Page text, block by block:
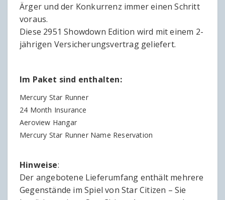
Ärger und der Konkurrenz immer einen Schritt
voraus.
Diese 2951 Showdown Edition wird mit einem 2-
jährigen Versicherungsvertrag geliefert.
Im Paket sind enthalten:
Mercury Star Runner
24 Month Insurance
Aeroview Hangar
Mercury Star Runner Name Reservation
Hinweise:
Der angebotene Lieferumfang enthält mehrere
Gegenstände im Spiel von Star Citizen – Sie